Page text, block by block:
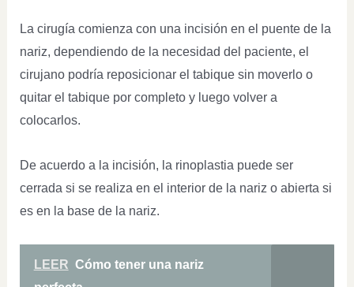
La cirugía comienza con una incisión en el puente de la
nariz, dependiendo de la necesidad del paciente, el
cirujano podría reposicionar el tabique sin moverlo o
quitar el tabique por completo y luego volver a
colocarlos.
De acuerdo a la incisión, la rinoplastia puede ser
cerrada si se realiza en el interior de la nariz o abierta si
es en la base de la nariz.
LEER Cómo tener una nariz